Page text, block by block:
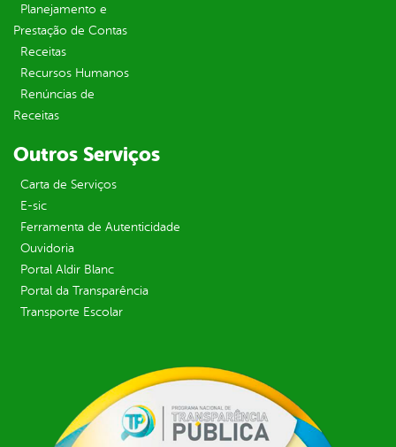
Planejamento e
Prestação de Contas
Receitas
Recursos Humanos
Renúncias de
Receitas
Outros Serviços
Carta de Serviços
E-sic
Ferramenta de Autenticidade
Ouvidoria
Portal Aldir Blanc
Portal da Transparência
Transporte Escolar